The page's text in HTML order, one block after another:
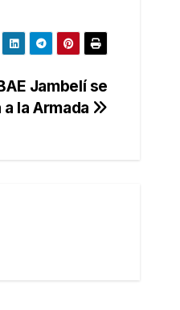
Jambelí se
la Armada